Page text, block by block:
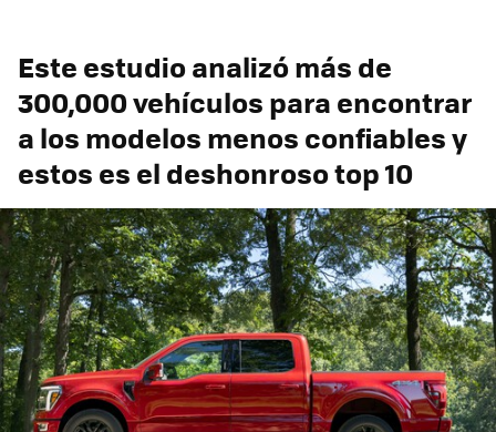
Este estudio analizó más de
300,000 vehículos para encontrar
a los modelos menos confiables y
estos es el deshonroso top 10